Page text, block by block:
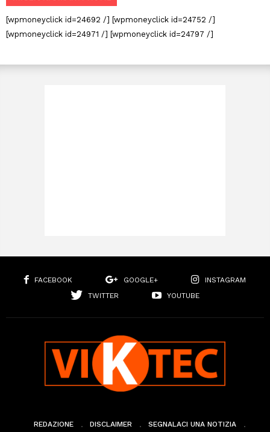
[wpmoneyclick id=24692 /] [wpmoneyclick id=24752 /]
[wpmoneyclick id=24971 /] [wpmoneyclick id=24797 /]
FACEBOOK GOOGLE+
INSTAGRAM
TWITTER
YOUTUBE
REDAZIONE DISCLAIMER SEGNALACI UNA NOTIZIA